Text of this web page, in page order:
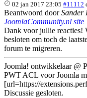
02 jan 2017 23:05 #11112
Beantwoord doorSander
JoomlaCommunity.nl site
Dank voor jullie reacties!
besloten om toch de
forum te migreren.
Joomla! ontwikkelaar @
PWT ACL voor Joomla
[url=https://
Discussie gesloten.